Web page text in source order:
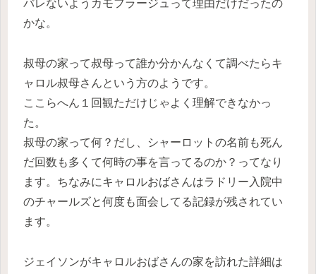
バレないようカモフラージュって理由だけだったの
かな。
叔母の家って叔母って誰か分かんなくて調べたらキ
ャロル叔母さんという方のようです。
ここらへん１回観ただけじゃよく理解できなかっ
た。
叔母の家って何？だし、シャーロットの名前も死ん
だ回数も多くて何時の事を言ってるのか？ってなり
ます。ちなみにキャロルおばさんはラドリー入院中
のチャールズと何度も面会してる記録が残されてい
ます。
ジェイソンがキャロルおばさんの家を訪れた詳細は